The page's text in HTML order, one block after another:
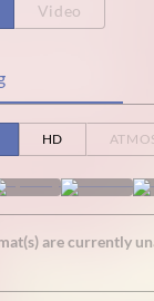
Video
HD
are currently